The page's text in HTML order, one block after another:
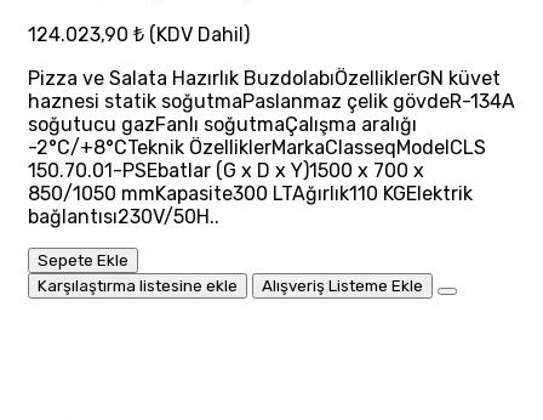
124.023,90 ₺ (KDV Dahil)
Pizza ve Salata Hazırlık BuzdolabıÖzelliklerGN küvet
haznesi statik soğutmaPaslanmaz çelik gövdeR-134A
soğutucu gazFanlı soğutmaÇalışma aralığı
-2°C/+8°CTeknik ÖzelliklerMarkaClasseqModelCLS
150.70.01-PSEbatlar (G x D x Y)1500 x 700 x
850/1050 mmKapasite300 LTAğırlık110 KGElektrik
bağlantısı230V/50H..
Sepete Ekle
Karşılaştırma listesine ekle
Alışveriş Listeme Ekle